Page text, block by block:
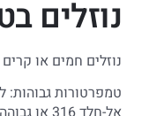
נוזלים
נוזלים חמים או